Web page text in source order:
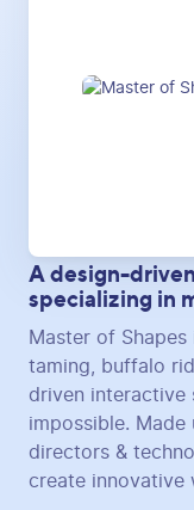
A design-
specializing in
Master of
taming, buffalo
driven interactive
impossible. Made
directors &
create innovative